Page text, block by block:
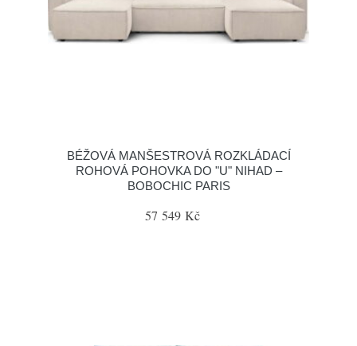
BÉŽOVÁ MANŠESTROVÁ ROZKLÁDACÍ
ROHOVÁ POHOVKA DO "U" NIHAD –
BOBOCHIC PARIS
57 549 Kč